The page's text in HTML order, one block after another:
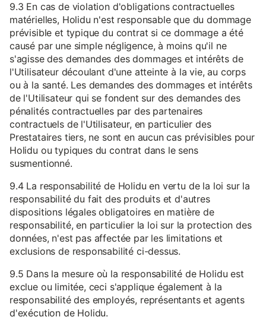
9.3 En cas de violation d'obligations contractuelles
matérielles, Holidu n'est responsable que du dommage
prévisible et typique du contrat si ce dommage a été
causé par une simple négligence, à moins qu'il ne
s'agisse des demandes des dommages et intérêts de
l'Utilisateur découlant d'une atteinte à la vie, au corps
ou à la santé. Les demandes des dommages et intérêts
de l'Utilisateur qui se fondent sur des demandes des
pénalités contractuelles par des partenaires
contractuels de l'Utilisateur, en particulier des
Prestataires tiers, ne sont en aucun cas prévisibles pour
Holidu ou typiques du contrat dans le sens
susmentionné.
9.4 La responsabilité de Holidu en vertu de la loi sur la
responsabilité du fait des produits et d'autres
dispositions légales obligatoires en matière de
responsabilité, en particulier la loi sur la protection des
données, n'est pas affectée par les limitations et
exclusions de responsabilité ci-dessus.
9.5 Dans la mesure où la responsabilité de Holidu est
exclue ou limitée, ceci s'applique également à la
responsabilité des employés, représentants et agents
d'exécution de Holidu.